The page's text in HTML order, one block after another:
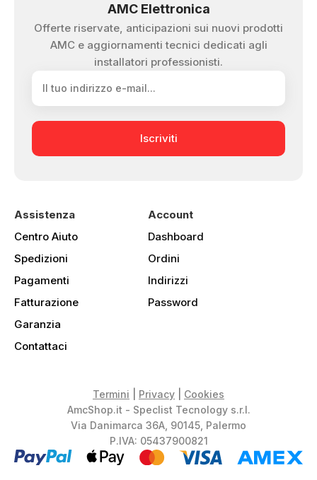
AMC Elettronica
Offerte riservate, anticipazioni sui nuovi prodotti
AMC e aggiornamenti tecnici dedicati agli
installatori professionisti.
Iscriviti
Assistenza
Centro Aiuto
Spedizioni
Pagamenti
Fatturazione
Garanzia
Contattaci
Account
Dashboard
Ordini
Indirizzi
Password
Termini Privacy
Cookies
AmcShop.it - Speclist Tecnology s.r.l.
Via Danimarca 36A, 90145, Palermo
P.IVA: 05437900821